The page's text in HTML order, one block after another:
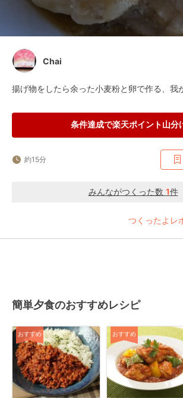
Chai
揚げ物をしたら余った小麦粉と卵で作る、我
条件達成で楽天ポイント山分
約15分
みんながつくった数 1件
つくったよレ
簡単夕食のおすすめレシピ
おすすめ おすすめ